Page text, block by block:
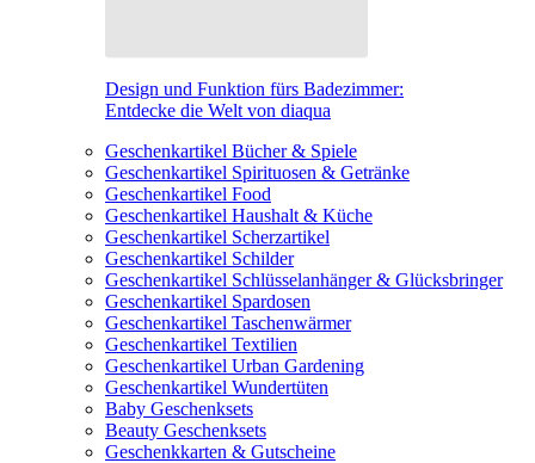
Design und Funktion fürs Badezimmer:
Entdecke die Welt von diaqua
Geschenkartikel Bücher & Spiele
Geschenkartikel Spirituosen & Getränke
Geschenkartikel Food
Geschenkartikel Haushalt & Küche
Geschenkartikel Scherzartikel
Geschenkartikel Schilder
Geschenkartikel Schlüsselanhänger & Glücksbringer
Geschenkartikel Spardosen
Geschenkartikel Taschenwärmer
Geschenkartikel Textilien
Geschenkartikel Urban Gardening
Geschenkartikel Wundertüten
Baby Geschenksets
Beauty Geschenksets
Geschenkkarten & Gutscheine